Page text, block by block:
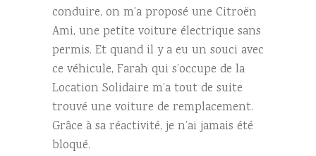
conduire, on m’a proposé une Citroën
Ami, une petite voiture électrique sans
permis. Et quand il y a eu un souci avec
ce véhicule, Farah qui s’occupe de la
Location Solidaire m’a tout de suite
trouvé une voiture de remplacement.
Grâce à sa réactivité, je n’ai jamais été
bloqué.